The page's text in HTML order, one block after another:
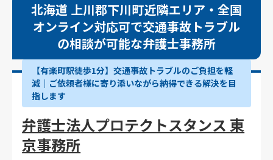
北海道 上川郡下川町近隣エリア・全国
オンライン対応可で交通事故トラブル
の相談が可能な弁護士事務所
【有楽町駅徒歩1分】交通事故トラブルのご負担を軽
減｜ご依頼者様に寄り添いながら納得できる解決を目
指します
弁護士法人プロテクトスタンス 東
京事務所